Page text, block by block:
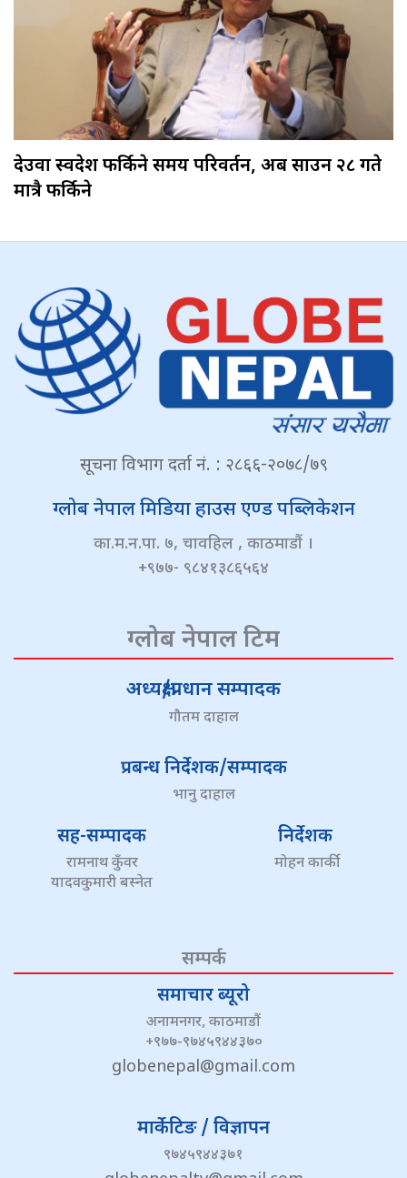
देउवा स्वदेश फर्किने समय परिवर्तन, अब साउन २८ गते
मात्रै फर्किने
सूचना विभाग दर्ता नं. : २८६६-२०७८/७९
ग्लोब नेपाल मिडिया हाउस एण्ड पब्लिकेशन
का.म.न.पा. ७, चावहिल , काठमाडौं ।
+९७७- ९८४१३८६५६४
ग्लोब नेपाल टिम
अध्यक्ष/प्रधान सम्पादक
गौतम दाहाल
प्रबन्ध निर्देशक/सम्पादक
भानु दाहाल
सह-सम्पादक
रामनाथ कुँवर
यादवकुमारी बस्नेत
निर्देशक
मोहन कार्की
सम्पर्क
समाचार ब्यूरो
अनामनगर, काठमाडौं
+९७७-९७४५९४४३७०
globenepal@gmail.com
मार्केटिङ / विज्ञापन
९७४५९४४३७१